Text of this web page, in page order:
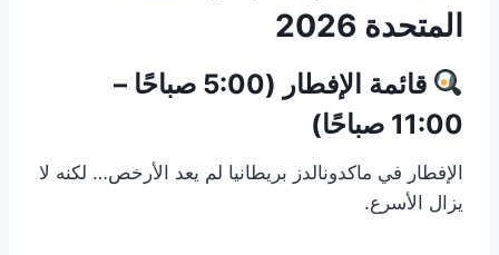
المتحدة 2026
قائمة الإفطار (5:00 صباحًا –
11:00 صباحًا)
الإفطار في ماكدونالدز بريطانيا لم يعد الأرخص… لكنه لا
يزال الأسرع.